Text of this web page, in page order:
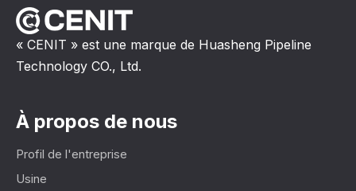
« CENIT » est une marque de Huasheng Pipeline
Technology CO., Ltd.
À propos de nous
Profil de l'entreprise
Usine